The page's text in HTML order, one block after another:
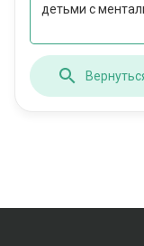
детьми с